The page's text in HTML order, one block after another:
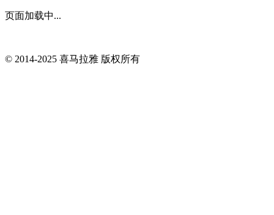
页面加载中...
© 2014-2025 喜马拉雅 版权所有